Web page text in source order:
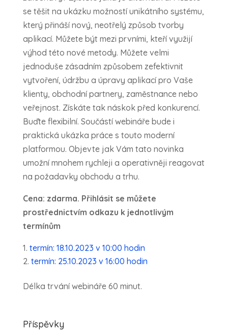
se těšit na ukázku možností unikátního systému,
který přináší nový, neotřelý způsob tvorby
aplikací. Můžete být mezi prvními, kteří využijí
výhod této nové metody. Můžete velmi
jednoduše zásadním způsobem zefektivnit
vytvoření, údržbu a úpravy aplikací pro Vaše
klienty, obchodní partnery, zaměstnance nebo
veřejnost. Získáte tak náskok před konkurencí.
Buďte flexibilní. Součástí webináře bude i
praktická ukázka práce s touto moderní
platformou. Objevte jak Vám tato novinka
umožní mnohem rychleji a operativněji reagovat
na požadavky obchodu a trhu.
Cena: zdarma. Přihlásit se můžete
prostřednictvím odkazu k jednotlivým
termínům
termín: 18.10.2023 v 10:00 hodin
termín: 25.10.2023 v 16:00 hodin
Délka trvání webináře 60 minut.
Příspěvky